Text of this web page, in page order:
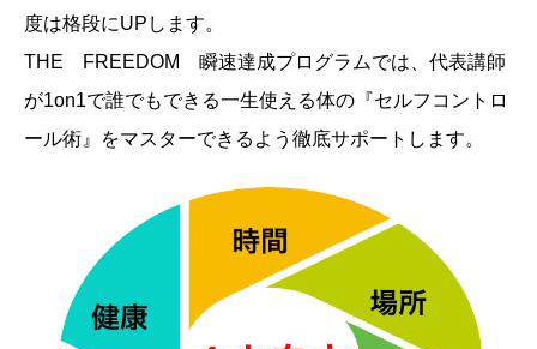
度は格段にUPします。
THE FREEDOM 瞬速達成プログラムでは、代表講師
が1on1で誰でもできる一生使える体の『セルフコントロ
ール術』をマスターできるよう徹底サポートします。